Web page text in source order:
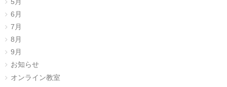
5月
6月
7月
8月
9月
お知らせ
オンライン教室